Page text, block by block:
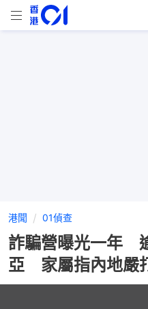
港聞 01偵查
詐騙營曝光一年
亞 家屬指內地嚴